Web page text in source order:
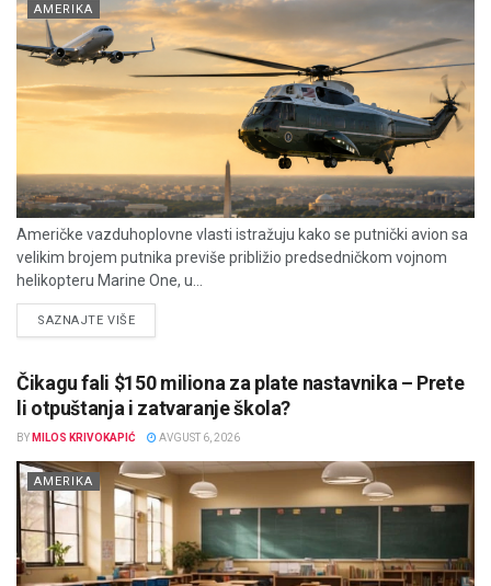
AMERIKA
Američke vazduhoplovne vlasti istražuju kako se putnički avion sa
velikim brojem putnika previše približio predsedničkom vojnom
helikopteru Marine One, u...
SAZNAJTE VIŠEDETAILS
Čikagu fali $150 miliona za plate nastavnika – Prete
li otpuštanja i zatvaranje škola?
BY MILOS KRIVOKAPIĆ AVGUST 6, 2026
AMERIKA